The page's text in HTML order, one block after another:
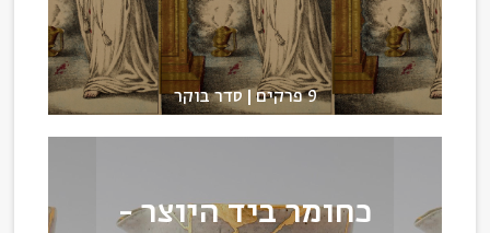
9 פרקים סדר בוקר
כחומר ביד היוצר -